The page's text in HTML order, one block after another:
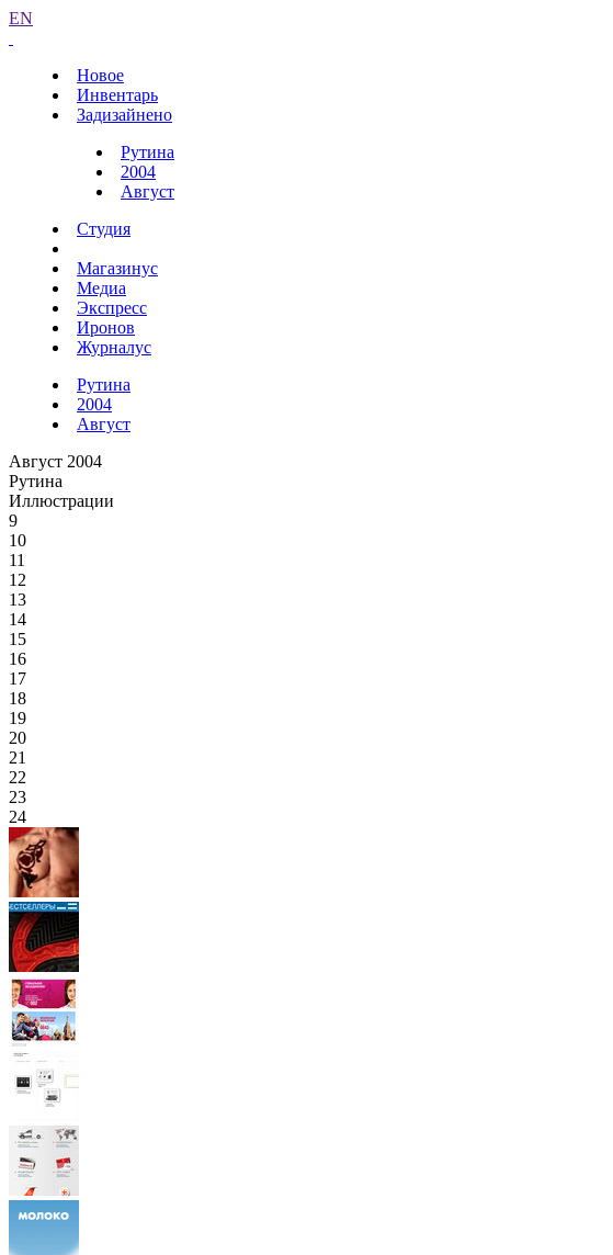
EN
Новое
Инвентарь
Задизайнено
Рутина
2004
Август
Студия
Магазинус
Медиа
Экспресс
Иронов
Журналус
Рутина
2004
Август
Август 2004
Рутина
Иллюстрации
9
10
11
12
13
14
15
16
17
18
19
20
21
22
23
24